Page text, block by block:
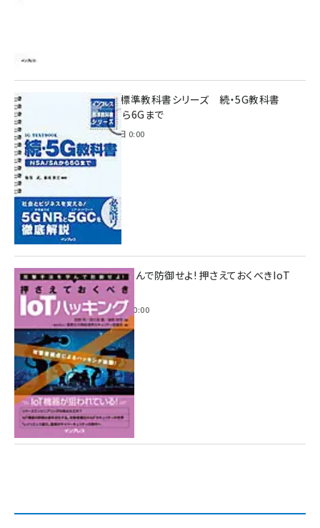
インプレス標準教科書シリーズ 続・5G教科書
NSA/SAから6Gまで
2023年4月3日 0:00
攻撃手法を学んで防御せよ! 押さえておくべきIoT
ハッキング
2022年6月14日 0:00